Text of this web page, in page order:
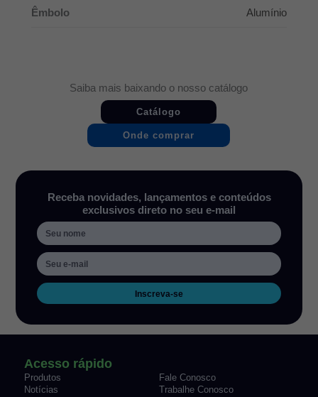
Êmbolo Alumínio
Saiba mais baixando o nosso catálogo
Catálogo
Onde comprar
Receba novidades, lançamentos e conteúdos
exclusivos direto no seu e-mail
Inscreva-se
Acesso rápido
Produtos
Fale Conosco
Notícias
Trabalhe Conosco